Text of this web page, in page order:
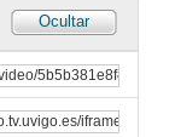
Ocultar